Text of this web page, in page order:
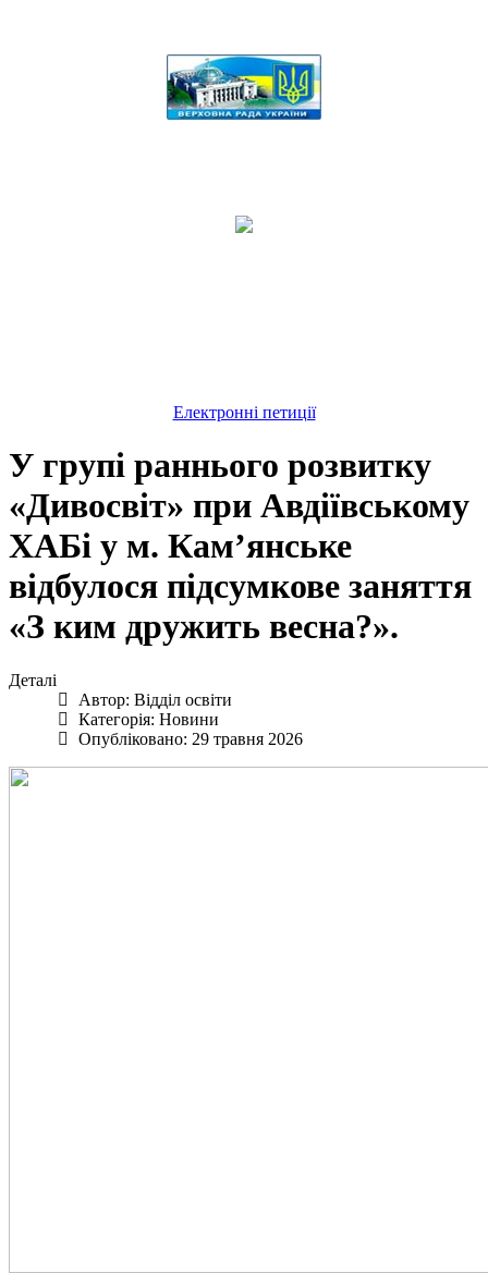
Електронні петиції
У групі раннього розвитку
«Дивосвіт» при Авдіївському
ХАБі у м. Кам’янське
відбулося підсумкове заняття
«З ким дружить весна?».
Деталі
Автор: Відділ освіти
Категорія: Новини
Опубліковано: 29 травня 2026